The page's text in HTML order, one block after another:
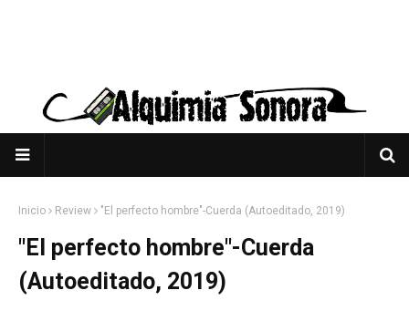
Inicio Review "El perfecto hombre"-Cuerda (Autoeditado, 2019)
"El perfecto hombre"-Cuerda
(Autoeditado, 2019)